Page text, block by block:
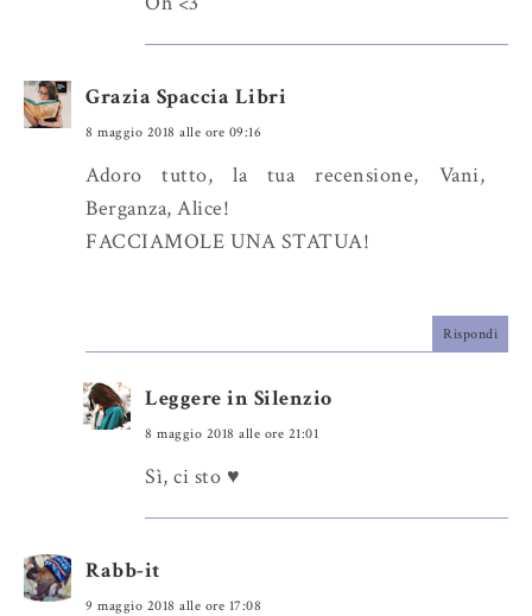
Grazia Spaccia Libri
8 maggio 2018 alle ore 09:16
Adoro tutto, la tua recensione, Vani,
Berganza, Alice!
FACCIAMOLE UNA STATUA!
Rispondi
Leggere in Silenzio
8 maggio 2018 alle ore 21:01
Sì, ci sto ♥
Rabb-it
9 maggio 2018 alle ore 17:08